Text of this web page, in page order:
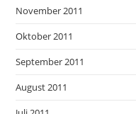
November 2011
Oktober 2011
September 2011
August 2011